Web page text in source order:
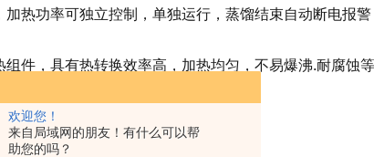
欢迎您！
来自局域网的朋友！有什么可以帮
助您的吗？
热功率可独立控制，单独运行，蒸馏结束自动断电报警
件，具有热转换效率高，加热均匀，不易爆沸.耐腐蚀等
功能；